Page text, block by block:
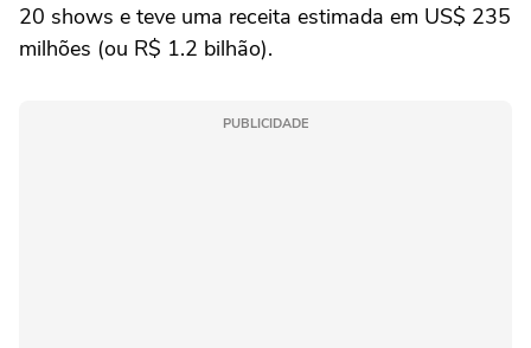
20 shows e teve uma receita estimada em US$ 235
milhões (ou R$ 1.2 bilhão).
PUBLICIDADE